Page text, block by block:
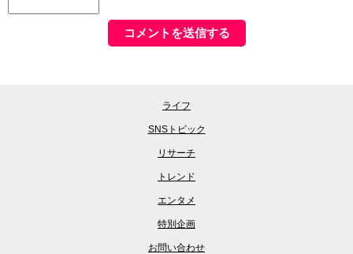
ライフ
SNSトピック
リサーチ
トレンド
エンタメ
特別企画
お問い合わせ